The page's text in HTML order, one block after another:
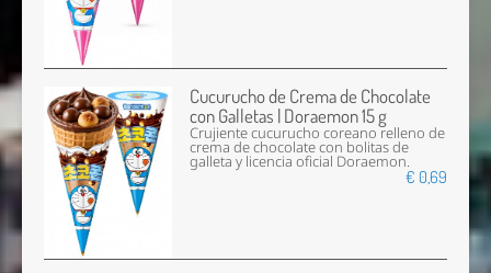
Cucurucho de Crema de Chocolate
con Galletas | Doraemon 15 g
Crujiente cucurucho coreano relleno de
crema de chocolate con bolitas de
galleta y licencia oficial Doraemon.
€ 0,69